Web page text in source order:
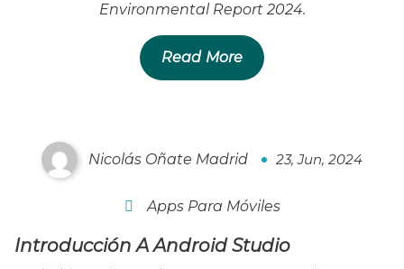
Environmental Report 2024.
Read More
Introducción A Android Studio
0
Nicolás Oñate Madrid 23, Jun, 2024
Apps Para Móviles
Introducción A Android Studio